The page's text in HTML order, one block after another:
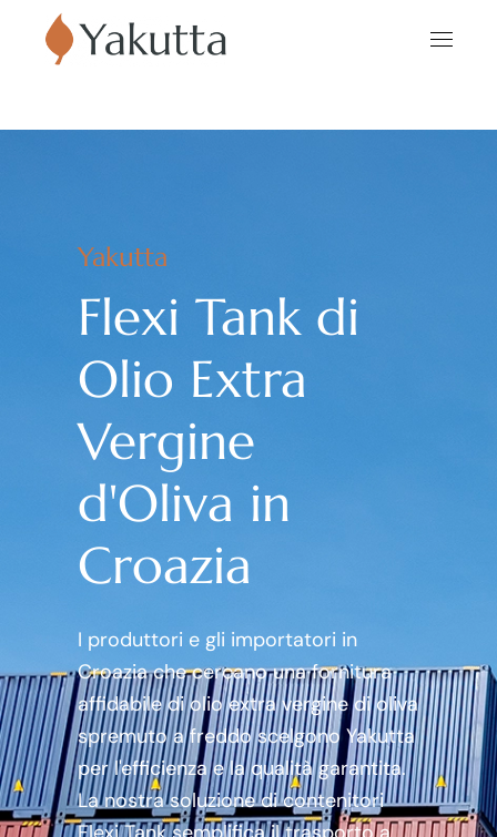
Yakutta
Flexi Tank di
Olio Extra
Vergine
d'Oliva in
Croazia
I produttori e gli importatori in
Croazia che cercano una fornitura
affidabile di olio extra vergine di oliva
spremuto a freddo scelgono Yakutta
per l'efficienza e la qualità garantita.
La nostra soluzione di contenitori